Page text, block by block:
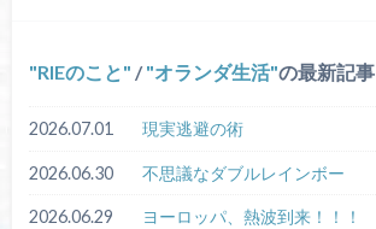
RIEのこと / オランダ生活 の最新記事
2026.07.01 現実逃避の術
2026.06.30 不思議なダブルレインボー
2026.06.29 ヨーロッパ、熱波到来！！！